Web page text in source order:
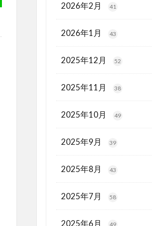
2026年2月 41
2026年1月 43
2025年12月 52
2025年11月 38
2025年10月 49
2025年9月 39
2025年8月 43
2025年7月 58
2025年6月 49